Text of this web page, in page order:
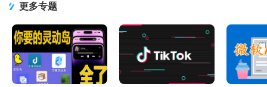
4.9.41 去广
告会员版
更多专题